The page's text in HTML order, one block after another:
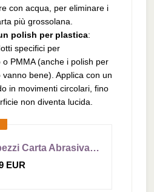
con acqua, per eliminare i
più grossolana.
polish per plastica:
specifici per
o PMMA (anche i polish per
bene). Applica con un
in movimenti circolari, fino
non diventa lucida.
72 pezzi Carta Abrasiva, Carta Vetrata Grana 400/600/800/1000/1200/1500/2000/2500/3000, Impermeabile Levigatura a Secco e Umido Sandpaper per Legno Carrozzeria Metallo, 9 x 23 cm
EUR